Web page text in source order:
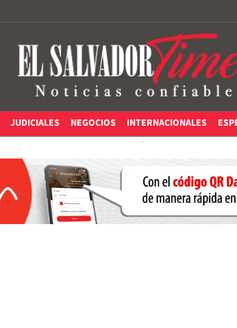
JUDICIALES NEGOCIOS INTERNACIONALES